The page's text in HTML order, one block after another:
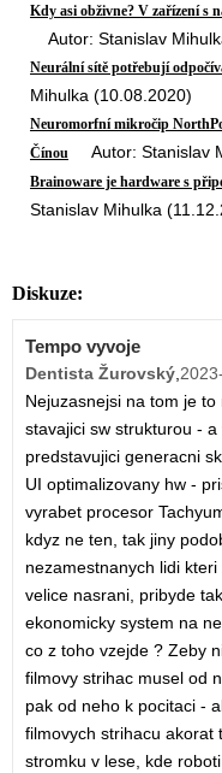
Kdy asi obživne? V zařízení s
Autor: Stanislav
Neurální sítě potřebují
Mihulka (10.08.2020)
Neuromorfní mikročip
Čínou
Autor: Stanislav
Brainoware je hardware s
Stanislav Mihulka
Diskuze:
Tempo vyvoje
Dentista Žurovský
Nejuzasnejsi na tom je
stavajici sw strukturou -
predstavujici generacni
UI optimalizovany hw -
vyrabet procesor
kdyz ne ten, tak jiny
nezamestnanych lidi
velice nasrani, pribyde
ekonomicky system na
co z toho vzejde ? Zeby
filmovy strihac musel od
pak od neho k pocitaci -
filmovych strihacu akorat
stromku v lese, kde